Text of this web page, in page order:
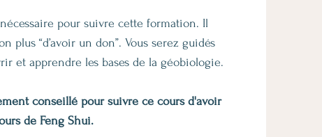
pour suivre cette formation. Il
plus “d’avoir un don”. Vous serez guidés
et apprendre les bases de la géobiologie.
conseillé pour suivre ce cours d'avoir
de Feng Shui.